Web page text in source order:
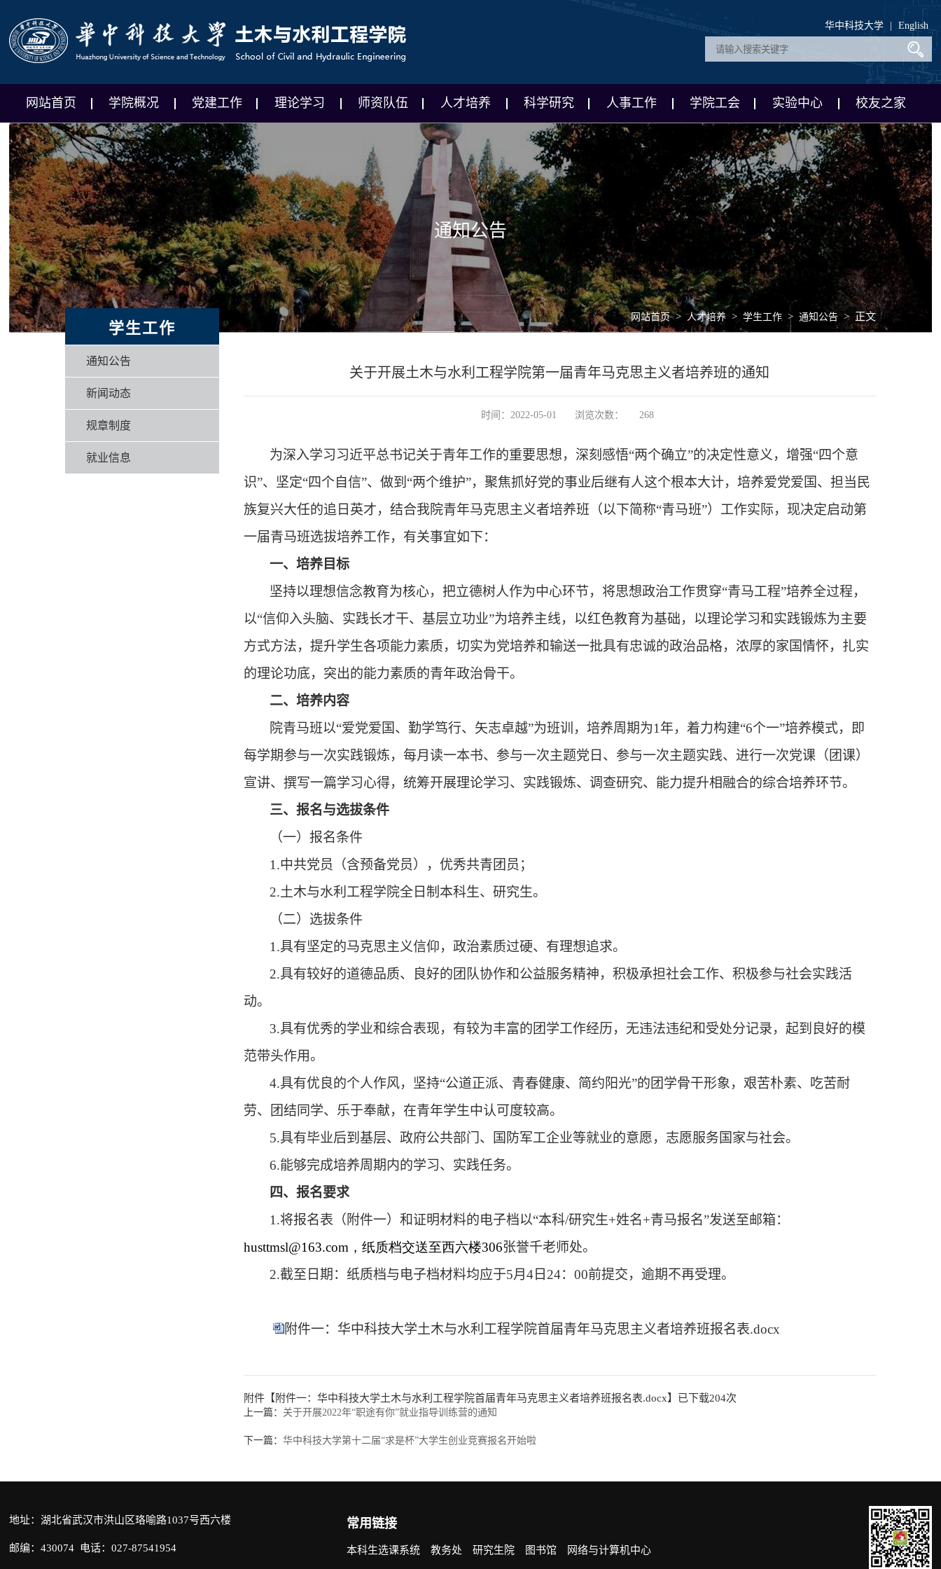
华中科技大学 English
网站首页 学院概况 党建工作 理论学习 师资队伍 人才培养 科学研究 人事工作 学院工会 实验中心 校友之家
通知公告
学生工作
通知公告
新闻动态
规章制度
就业信息
网站首页 > 人才培养 > 学生工作 > 通知公告 >正文
关于开展土木与水利工程学院第一届青年马克思主义者培养班的通知
时间：2022-05-01 浏览次数： 268
为深入学习习近平总书记关于青年工作的重要思想，深刻感悟“两个确立”的决定性意义，增强“四个意
识”、坚定“四个自信”、做到“两个维护”，聚焦抓好党的事业后继有人这个根本大计，培养爱党爱国、担当民
族复兴大任的追日英才，结合我院青年马克思主义者培养班（以下简称“青马班”）工作实际，现决定启动第
一届青马班选拔培养工作，有关事宜如下：
一、培养目标
坚持以理想信念教育为核心，把立德树人作为中心环节，将思想政治工作贯穿“青马工程”培养全过程，
以“信仰入头脑、实践长才干、基层立功业”为培养主线，以红色教育为基础，以理论学习和实践锻炼为主要
方式方法，提升学生各项能力素质，切实为党培养和输送一批具有忠诚的政治品格，浓厚的家国情怀，扎实
的理论功底，突出的能力素质的青年政治骨干。
二、培养内容
院青马班以“爱党爱国、勤学笃行、矢志卓越”为班训，培养周期为1 年，着力构建“6个一”培养模式，即
每学期参与一次实践锻炼，每月读一本书、参与一次主题党日、参与一次主题实践、进行一次党课（团课）
宣讲、撰写一篇学习心得，统筹开展理论学习、实践锻炼、调查研究、能力提升相融合的综合培养环节。
三、报名与选拔条件
（一）报名条件
1.中共党员（含预备党员），优秀共青团员；
2.土木与水利工程学院全日制本科生、研究生。
（二）选拔条件
1.具有坚定的马克思主义信仰，政治素质过硬、有理想追求。
2.具有较好的道德品质、良好的团队协作和公益服务精神，积极承担社会工作、积极参与社会实践活
动。
3.具有优秀的学业和综合表现，有较为丰富的团学工作经历，无违法违纪和受处分记录，起到良好的模
范带头作用。
4.具有优良的个人作风，坚持“公道正派、青春健康、简约阳光”的团学骨干形象，艰苦朴素、吃苦耐
劳、团结同学、乐于奉献，在青年学生中认可度较高。
5.具有毕业后到基层、政府公共部门、国防军工企业等就业的意愿，志愿服务国家与社会。
6.能够完成培养周期内的学习、实践任务。
四、报名要求
1.将报名表（附件一）和证明材料的电子档以“本科/研究生+姓名+青马报名”发送至邮箱：
husttmsl@163.com ，纸质档交送至西六楼306张誉千老师处。
2.截至日期：纸质档与电子档材料均应于5月4日 24：00前提交，逾期不再受理。
附件一：华中科技大学土木与水利工程学院首届青年马克思主义者培养班报名表.docx
附件【 附件一：华中科技大学土木与水利工程学院首届青年马克思主义者培养班报名表.docx】已下载204次
上一篇： 关于开展2022年“职途有你”就业指导训练营的通知
下一篇：华中科技大学第十二届“求是杯”大学生创业竞赛报名开始啦
地址：湖北省武汉市洪山区珞喻路1037号西六楼
邮编：430074 电话：027-87541954
常用链接
本科生选课系统 教务处 研究生院 图书馆 网络与计算机中心